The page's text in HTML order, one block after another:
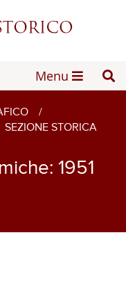
Menu
/
SEZIONE STORICA
1951